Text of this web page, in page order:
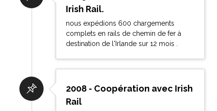
Irish Rail.
nous expédions 600 chargements
complets en rails de chemin de fer à
destination de l'Irlande sur 12 mois .
2008 - Coopération avec Irish
Rail